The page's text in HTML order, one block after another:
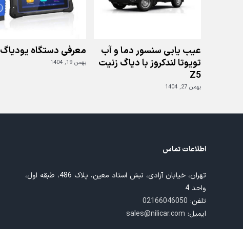
عیب یابی سنسور دما و آب
تویوتا لندکروز با دیاگ زنیت
Z5
بهمن 27, 1404
معرفی دستگاه یودیاگ
بهمن 19, 1404
اطلاعات تماس
تهران، خیابان آزادی، نبش استاد معین، پلاک 486، طبقه اول،
واحد 4
تلفن: 02166046050
ایمیل: sales@nilicar.com